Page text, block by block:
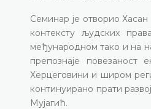
Семинар је отворио
контексту људских
међународном тако и на
препознаје
Херцеговини и широм
континуирано прати
Мујагић.